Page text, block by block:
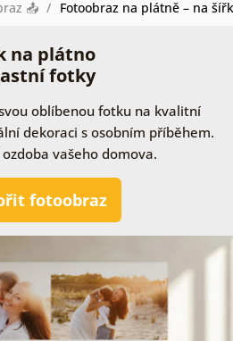
📤 Fotoobraz na plátně – na
na plátno
fotky
oblíbenou fotku na kvalitní
dekoraci s osobním příběhem.
vašeho domova.
fotoobraz